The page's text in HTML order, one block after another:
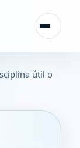
Alternar
útil o